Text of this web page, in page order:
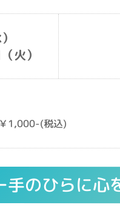
火）
1,000-(税込)
のひらに心